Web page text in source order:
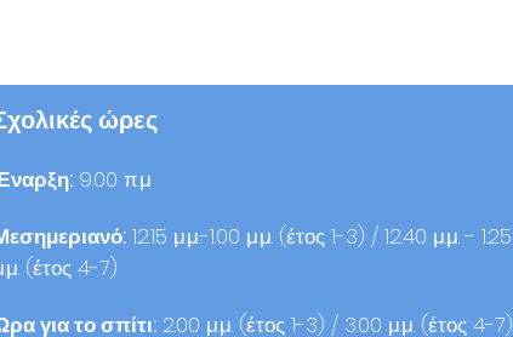
ώρες
9.00 π.μ
12.15 μ.μ.-1.00 μ.μ. (έτος 1-3) / 12.40 μ.μ. - 1.25
(έτος 4-7)
για το σπίτι: 2.00 μ.μ. (έτος 1-3) / 3.00 μ.μ. (έτος 4-7)